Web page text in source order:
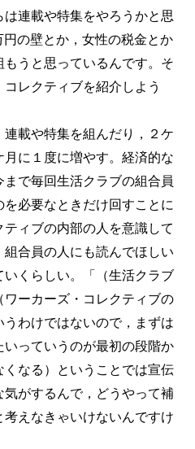
連載や特集をやろうかと思
の壁とか，女性の税金とか
うと思っているんです。そ
レクティブを紹介しよう
載や特集を組んだり，２ケ
に１度に増やす。経済的な
で毎回生活クラブの組合員
を必要なときだけ回すことに
ィブの内部の人を意識して
合員の人にも読んでほしい
くらしい。「（生活クラブ
ーカーズ・コレクティブの
わけではないので，まずは
っていうのが最初の段階か
なる）ということでは宣伝
がするんで，どうやって補
えなきゃいけないんですけ